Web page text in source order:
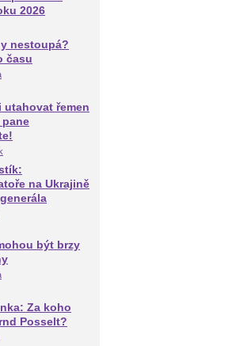
2026
nestoupá?
času
utahovat řemen
na Ukrajině
být brzy
Za koho
Posselt?